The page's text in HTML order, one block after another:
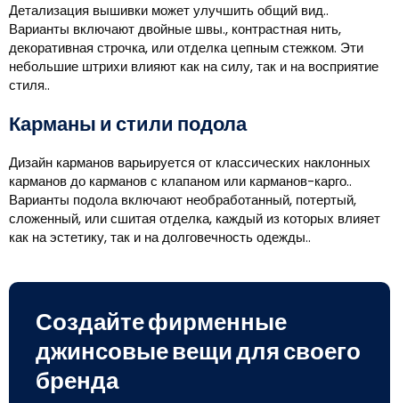
Детализация вышивки может улучшить общий вид..
Варианты включают двойные швы., контрастная нить,
декоративная строчка, или отделка цепным стежком. Эти
небольшие штрихи влияют как на силу, так и на восприятие
стиля..
Карманы и стили подола
Дизайн карманов варьируется от классических наклонных
карманов до карманов с клапаном или карманов-карго..
Варианты подола включают необработанный, потертый,
сложенный, или сшитая отделка, каждый из которых влияет
как на эстетику, так и на долговечность одежды..
Создайте фирменные
джинсовые вещи для своего
бренда